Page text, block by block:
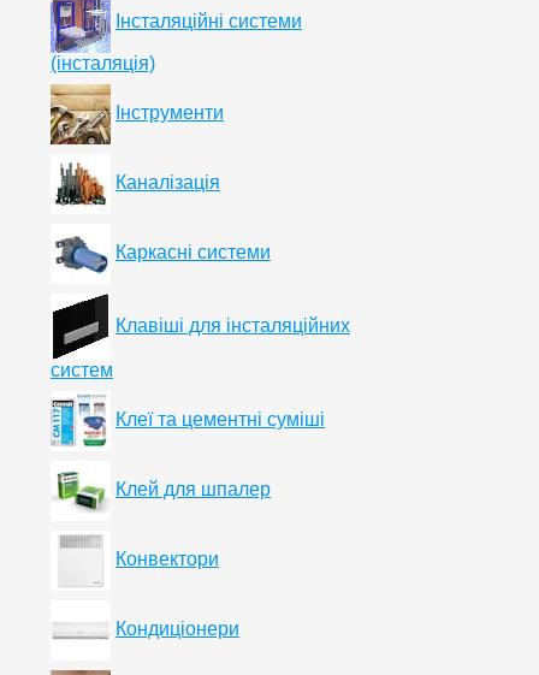
Інсталяційні системи
(інсталяція)
Інструменти
Каналізація
Каркасні системи
Клавіші для інсталяційних
систем
Клеї та цементні суміші
Клей для шпалер
Конвектори
Кондиціонери